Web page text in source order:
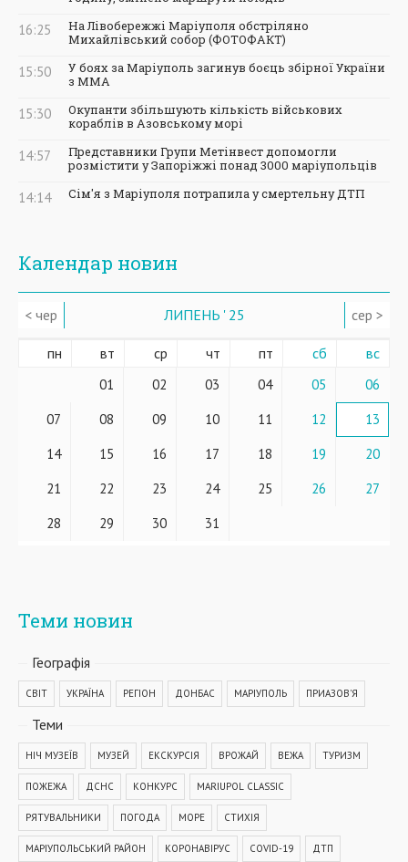
16:25
На Лівобережжі Маріуполя обстріляно
Михайлівський собор (ФОТОФАКТ)
15:50
У боях за Маріуполь загинув боєць збірної України
з ММА
15:30
Окупанти збільшують кількість військових
кораблів в Азовському морі
14:57
Представники Групи Метінвест допомогли
розмістити у Запоріжжі понад 3000 маріупольців
14:14 Сім'я з Маріуполя потрапила у смертельну ДТП
Календар новин
< чер ЛИПЕНЬ ' 25 сер >
пн вт ср чт пт сб вс
01 02 03 04 05
06
07
08 09 10 11 12
13
14
15 16 17 18 19
20
21
22 23 24 25 26
27
28
29 30 31
Теми новин
Географiя
СВІТ УКРАЇНА РЕГІОН ДОНБАС МАРІУПОЛЬ ПРИАЗОВ'Я
Теми
НІЧ МУЗЕЇВ МУЗЕЙ ЕКСКУРСІЯ ВРОЖАЙ ВЕЖА ТУРИЗМ
ПОЖЕЖА ДСНС КОНКУРС MARIUPOL CLASSIC
РЯТУВАЛЬНИКИ ПОГОДА МОРЕ СТИХІЯ
МАРІУПОЛЬСЬКИЙ РАЙОН КОРОНАВІРУС COVID-19 ДТП